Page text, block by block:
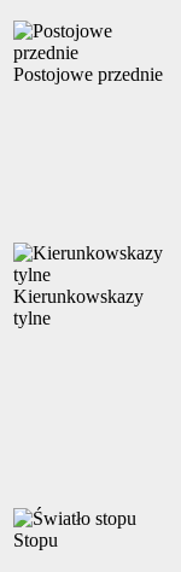
Postojowe przednie
Kierunkowskazy
tylne
Stopu